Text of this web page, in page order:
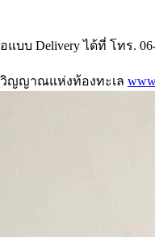
Delivery ได้ที่ โทร. 06-
วิญญาณแห่งท้องทะเล